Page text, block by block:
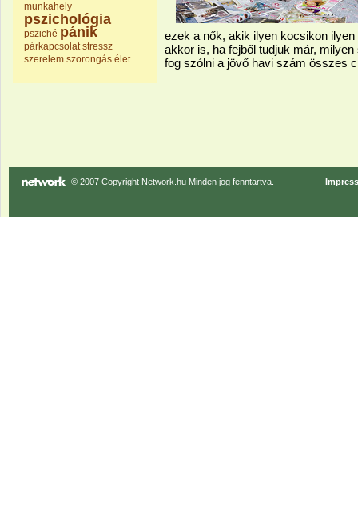
munkahely
pszichológia
psziché pánik
párkapcsolat stressz
szerelem szorongás élet
ezek a nők, akik ilyen kocsikon
akkor is, ha fejből tudjuk már,
fog szólni a jövő havi szám összes
© 2007 Copyright Network.hu Minden jog fenntartva.